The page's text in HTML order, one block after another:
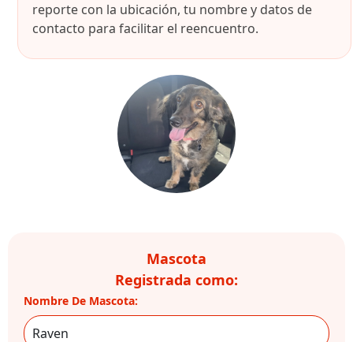
reporte con la ubicación, tu nombre y datos de
contacto para facilitar el reencuentro.
Mascota
Registrada como:
Nombre De Mascota: